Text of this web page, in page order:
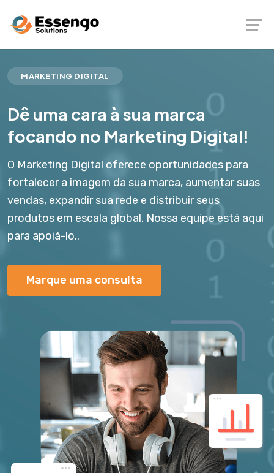
MARKETING DIGITAL
Dê uma cara à sua marca
focando no Marketing Digital!
O Marketing Digital oferece oportunidades para
fortalecer a imagem da sua marca, aumentar suas
vendas, expandir sua rede e distribuir seus
produtos em escala global. Nossa equipe está aqui
para apoiá-lo..
Marque uma consulta